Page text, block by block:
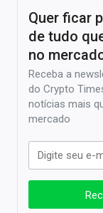
Quer ficar
de tudo
no
Receba a
do Crypto
notícias mais
mercado